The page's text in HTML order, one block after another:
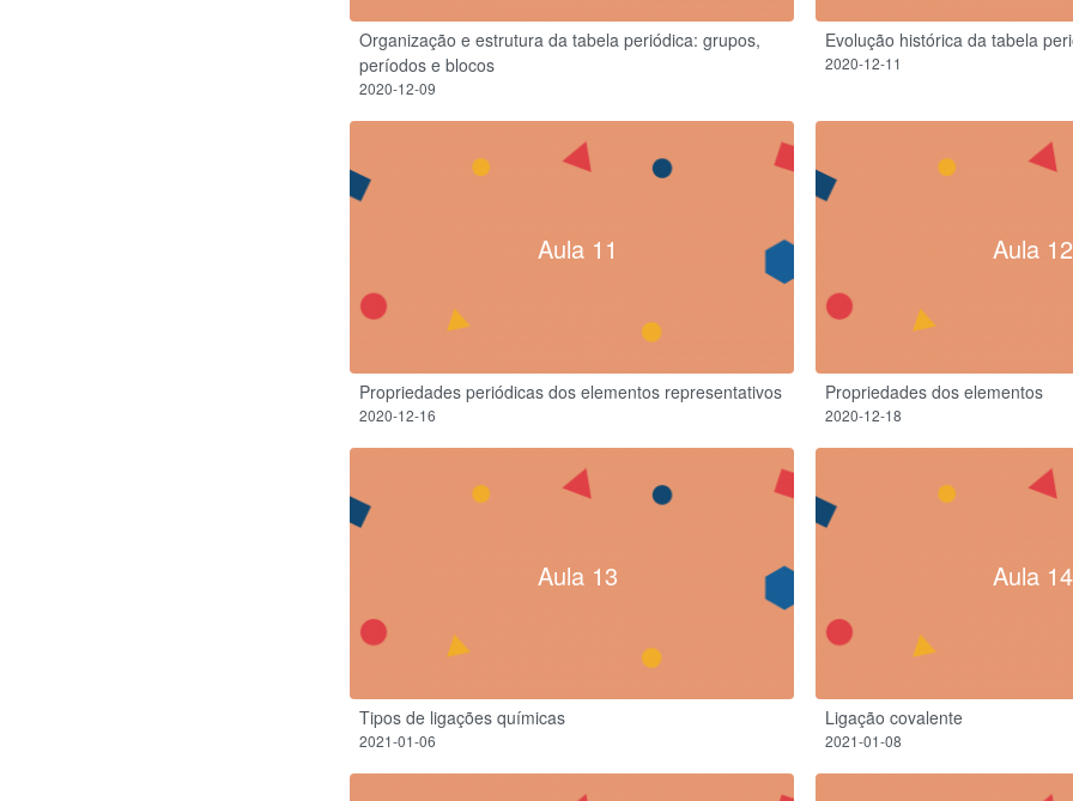
Organização e estrutura da tabela periódica: grupos,
períodos e blocos
2020-12-09
Evolução histórica da tabela
2020-12-11
Aula 11
Propriedades periódicas dos elementos representativos
2020-12-16
Aula 12
Propriedades dos elementos
2020-12-18
Aula 13
Tipos de ligações químicas
2021-01-06
Aula 14
Ligação covalente
2021-01-08